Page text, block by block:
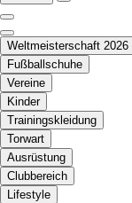
Weltmeisterschaft 2026
Fußballschuhe
Vereine
Kinder
Trainingskleidung
Torwart
Ausrüstung
Clubbereich
Lifestyle